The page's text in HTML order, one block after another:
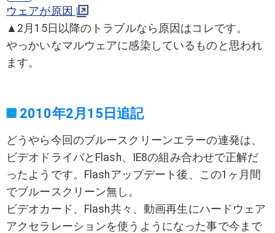
ウェアが原因
▲2月15日以降のトラブルなら原因はコレです。
やっかいなマルウェアに感染しているものと思われ
ます。
2010年2月15日追記
どうやら今回のブルースクリーンエラーの連発は、
ビデオドライバとFlash、IE8の組み合わせで正解だ
ったようです。Flashアップデート後、この1ヶ月間
でブルースクリーン無し。
ビデオカード、Flash共々、動画再生にハードウェア
アクセラレーションを使うようになった事で今まで